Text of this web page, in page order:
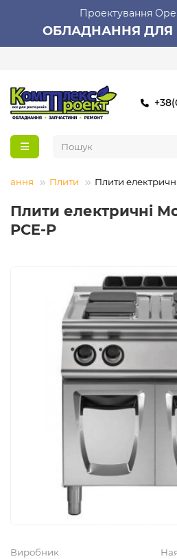
Проектування
ОБЛАДНАННЯ ДЛЯ
Плити Плити
Плити електричні
PCE-P
Виробник